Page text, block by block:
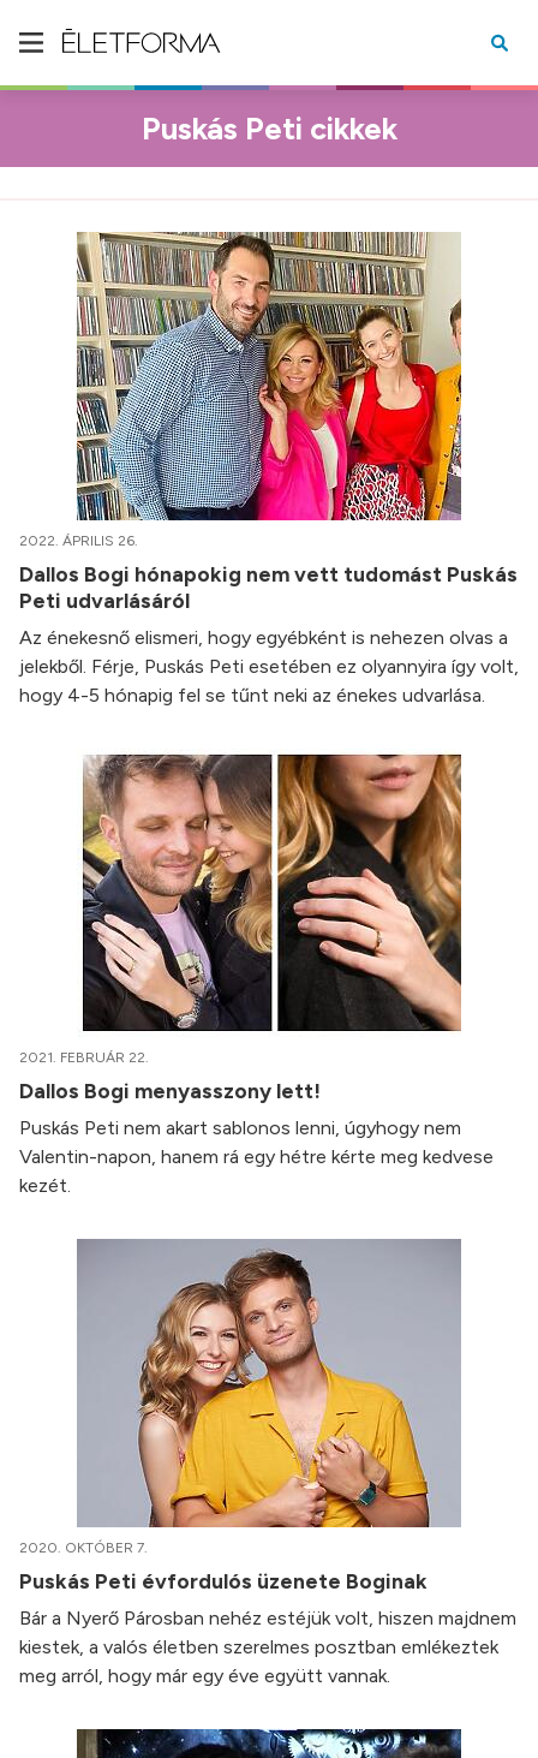
Puskás Peti cikkek
2022. ÁPRILIS 26.
Dallos Bogi hónapokig nem vett tudomást Puskás
Peti udvarlásáról
Az énekesnő elismeri, hogy egyébként is nehezen olvas a
jelekből. Férje, Puskás Peti esetében ez olyannyira így volt,
hogy 4-5 hónapig fel se tűnt neki az énekes udvarlása.
2021. FEBRUÁR 22.
Dallos Bogi menyasszony lett!
Puskás Peti nem akart sablonos lenni, úgyhogy nem
Valentin-napon, hanem rá egy hétre kérte meg kedvese
kezét.
2020. OKTÓBER 7.
Puskás Peti évfordulós üzenete Boginak
Bár a Nyerő Párosban nehéz estéjük volt, hiszen majdnem
kiestek, a valós életben szerelmes posztban emlékeztek
meg arról, hogy már egy éve együtt vannak.